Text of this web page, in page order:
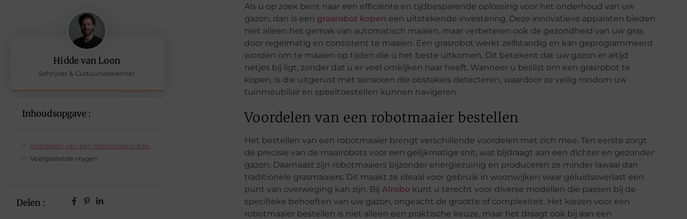
Hidde van Loon
Schrijver & Cultuurverkenner
Inhoudsopgave :
Veelgestelde vragen
Delen :
Als u op zoek bent naar een efficiënte en tijdbesparende oplossing voor het onderhoud van uw
gazon, dan is een grasrobot kopen een uitstekende investering. Deze innovatieve apparaten bieden
niet alleen het gemak van automatisch maaien, maar verbeteren ook de gezondheid van uw gras
door regelmatig en consistent te maaien. Een grasrobot werkt zelfstandig en kan geprogrammeerd
worden om te maaien op tijden die u het beste uitkomen. Dit betekent dat uw gazon er altijd
netjes bij ligt, zonder dat u er veel omkijken naar heeft. Wanneer u beslist om een grasrobot te
kopen, is die uitgerust met sensoren die obstakels detecteren, waardoor ze veilig rondom uw
tuinmeubilair en speeltoestellen kunnen navigeren.
Voordelen van een robotmaaier bestellen
Het bestellen van een robotmaaier brengt verschillende voordelen met zich mee. Ten eerste zorgt
de precisie van de maairobots voor een gelijkmatige snit, wat bijdraagt aan een dichter en gezonder
gazon. Daarnaast zijn robotmaaiers bijzonder energiezuinig en produceren ze minder lawaai dan
traditionele grasmaaiers. Dit maakt ze ideaal voor gebruik in woonwijken waar geluidsoverlast een
punt van overweging kan zijn. Bij Alrobo kunt u terecht voor diverse modellen die passen bij de
specifieke behoeften van uw gazon, ongeacht de grootte of complexiteit. Het kiezen voor een
robotmaaier bestellen is niet alleen een praktische keuze, maar het draagt ook bij aan een